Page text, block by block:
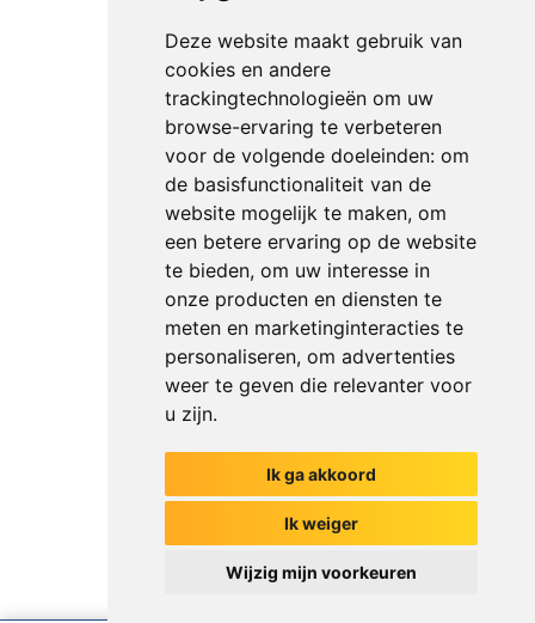
Deze website maakt gebruik van
cookies en andere
trackingtechnologieën om uw
browse-ervaring te verbeteren
voor de volgende doeleinden: om
de basisfunctionaliteit van de
website mogelijk te maken, om
een betere ervaring op de website
te bieden, om uw interesse in
onze producten en diensten te
meten en marketinginteracties te
personaliseren, om advertenties
weer te geven die relevanter voor
u zijn.
Ik ga akkoord
Ik weiger
Wijzig mijn voorkeuren
Het begin van jouw gesprek
Chat met ons